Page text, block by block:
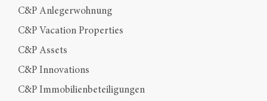
C&P Anlegerwohnung
C&P Vacation Properties
C&P Assets
C&P Innovations
C&P Immobilienbeteiligungen